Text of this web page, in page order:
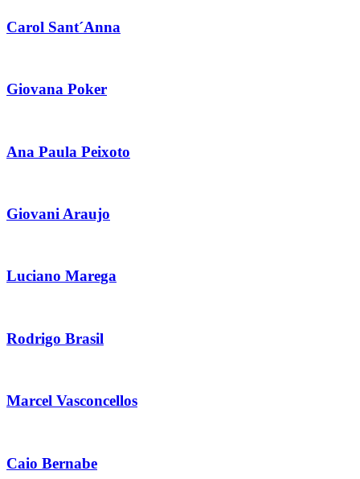
Carol Sant´Anna
Giovana Poker
Ana Paula Peixoto
Giovani Araujo
Luciano Marega
Rodrigo Brasil
Marcel Vasconcellos
Caio Bernabe